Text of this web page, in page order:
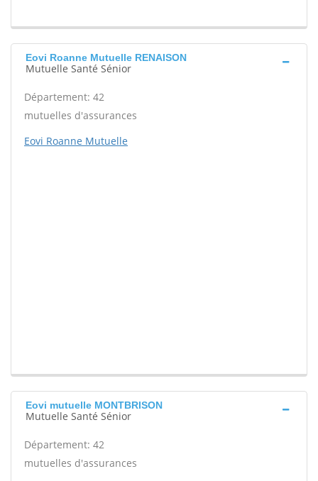
Eovi Roanne Mutuelle RENAISON
Mutuelle Santé Sénior
Département: 42
mutuelles d'assurances
Eovi Roanne Mutuelle
Eovi mutuelle MONTBRISON
Mutuelle Santé Sénior
Département: 42
mutuelles d'assurances